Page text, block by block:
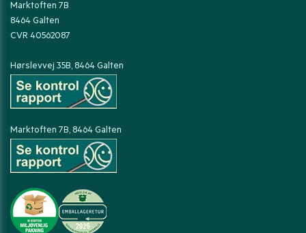
Marktoften 7B
8464 Galten
CVR 40562087
Hørslevvej 35B, 8464 Galten
Marktoften 7B, 8464 Galten